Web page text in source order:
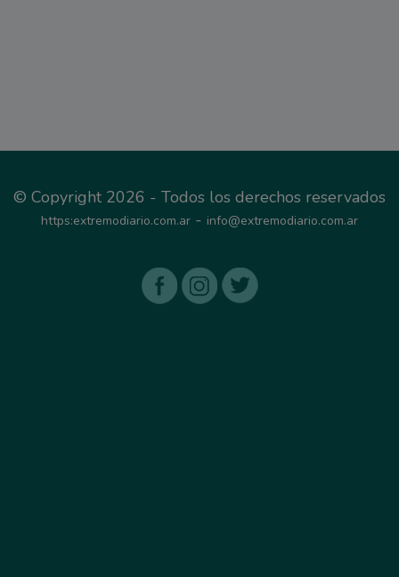
© Copyright 2026 - Todos los derechos reservados
https:extremodiario.com.ar - info@extremodiario.com.ar